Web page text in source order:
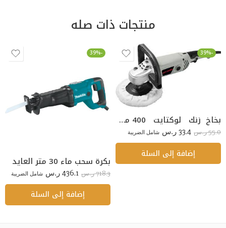
منتجات ذات صله
-39%
بخاخ زنك لوكتايت 400 مل LOCTITE 7800
55.0 ر.س 33.4 ر.س شامل الضريبة
إضافة إلى السلة
-39%
بكرة سحب ماء 30 متر العايد
718.3 ر.س 436.1 ر.س شامل الضريبة
إضافة إلى السلة